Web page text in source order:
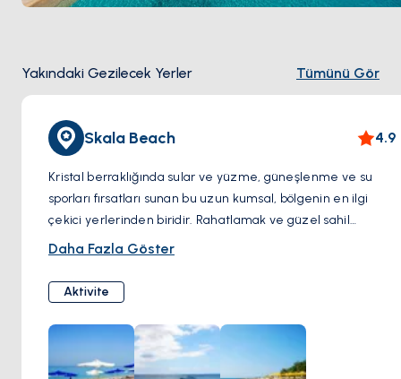
Yakındaki Gezilecek Yerler Tümünü Gör
Skala Beach 4.9
Kristal berraklığında sular ve yüzme, güneşlenme ve su
sporları fırsatları sunan bu uzun kumsal, bölgenin en ilgi
çekici yerlerinden biridir. Rahatlamak ve güzel sahil
manzarasının tadını çıkarmak için mükemmeldir.
Daha Fazla Göster
Aktivite